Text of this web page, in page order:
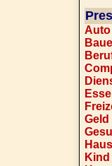
Auto
Geld